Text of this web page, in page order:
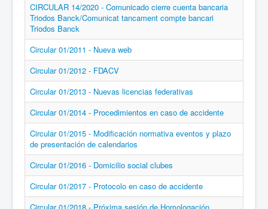
CIRCULAR 14/2020 - Comunicado cierre cuenta bancaria
Triodos Banck/Comunicat tancament compte bancari
Triodos Banck
Circular 01/2011 - Nueva web
Circular 01/2012 - FDACV
Circular 01/2013 - Nuevas licencias federativas
Circular 01/2014 - Procedimientos en caso de accidente
Circular 01/2015 - Modificación normativa eventos y plazo
de presentación de calendarios
Circular 01/2016 - Domicilio social clubes
Circular 01/2017 - Protocolo en caso de accidente
Circular 01/2018 - Próxima sesión de Homologación